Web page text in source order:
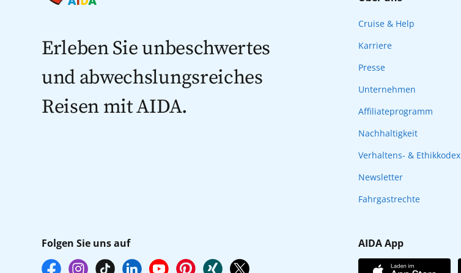
Erleben Sie unbeschwertes
und abwechslungsreiches
Reisen mit AIDA.
Folgen Sie uns auf
Cruise & Help
Karriere
Presse
Unternehmen
Affiliateprogramm
Nachhaltigkeit
Verhaltens- & Ethikkodex
Newsletter
Fahrgastrechte
AIDA App